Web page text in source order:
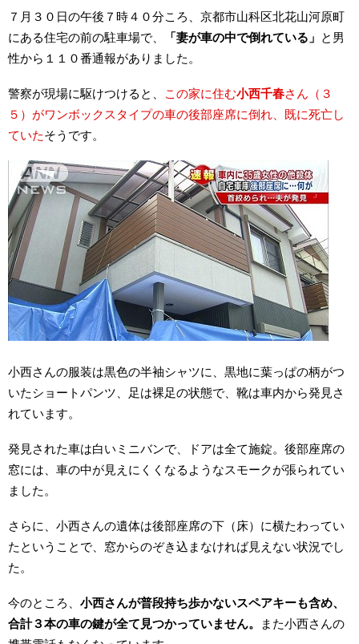
７月３０日の午後７時４０分ころ、京都市山科区北花山河原町
にある住宅の前の駐車場で、
「妻が車の中で倒れている」 と男
性から１１０番通報がありました。
警察が現場に駆けつけると、 この家に住む小西千春さん（３
５）がワンボックスタイプの車の後部座席に倒れ、既に死亡し
ていたそうです。
小西さんの服装は黒色の半袖シャツに、黒地に葉っぱの柄がつ
いたショートパンツ、足は裸足の状態で、靴は車内から発見さ
れています。
発見された車は白いミニバンで、ドアは全て施錠。後部座席の
窓には、車の中が見えにくくなるようなスモークが張られてい
ました。
さらに、小西さんの遺体は後部座席の下（床）に横たわってい
たということで、窓からのぞき込まなければ見えない状況でし
た。
今のところ、 小西さんが普段持ち歩かないスペアキーも含め、
合計３本の車の鍵が全て見つかっていません。
また小西さんの